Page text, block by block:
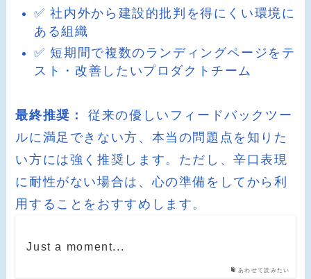
✅ 社内外から建設的批判を得にくい環境に
ある組織
✅ 短期間で複数のランディングページをテ
スト・改善したいプロダクトチーム
最終推奨：
従来の優しいフィードバックツー
ルに満足できない方、本当の問題点を知りた
い方には強く推奨します。ただし、辛口表現
に耐性がない場合は、心の準備をしてから利
用することをおすすめします。
あわせて読みたい
Just a moment...